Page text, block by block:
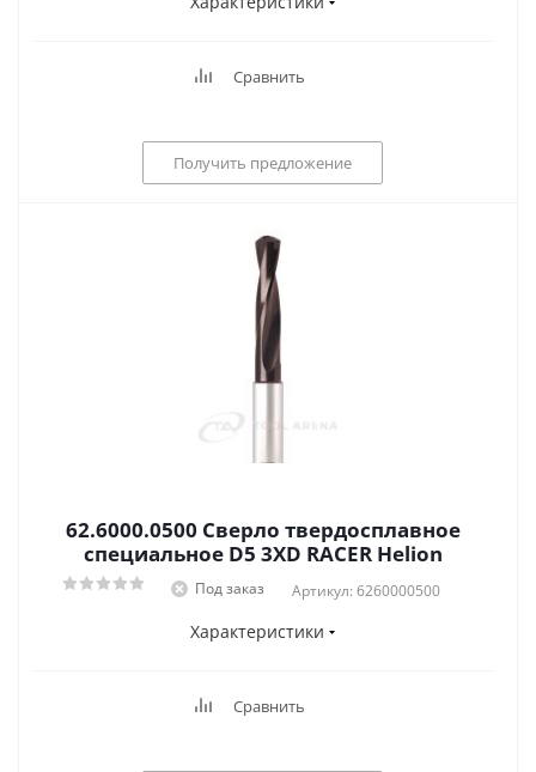
Сравнить
Получить предложение
62.6000.0500 Сверло твердосплавное
специальное D5 3XD RACER Helion
Под заказ Артикул: 6260000500
Характеристики
Сравнить